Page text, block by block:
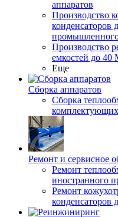
аппаратов
Производство
конденсаторов
Производство
емкостей до 40
Еще
Сборка аппаратов
Сборка
комплектующих
Ремонт и сервисное
Ремонт
иностранного
Ремонт
конденсаторов